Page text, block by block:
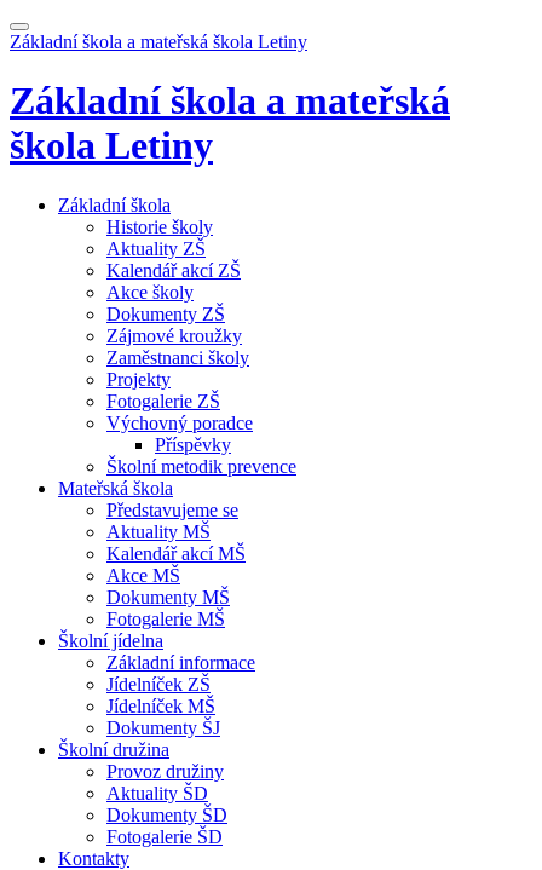
Základní škola a mateřská škola Letiny
Základní škola a mateřská
škola Letiny
Základní škola
Historie školy
Aktuality ZŠ
Kalendář akcí ZŠ
Akce školy
Dokumenty ZŠ
Zájmové kroužky
Zaměstnanci školy
Projekty
Fotogalerie ZŠ
Výchovný poradce
Příspěvky
Školní metodik prevence
Mateřská škola
Představujeme se
Aktuality MŠ
Kalendář akcí MŠ
Akce MŠ
Dokumenty MŠ
Fotogalerie MŠ
Školní jídelna
Základní informace
Jídelníček ZŠ
Jídelníček MŠ
Dokumenty ŠJ
Školní družina
Provoz družiny
Aktuality ŠD
Dokumenty ŠD
Fotogalerie ŠD
Kontakty